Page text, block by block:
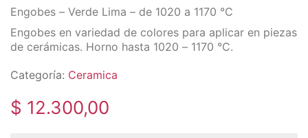
Engobes – Verde Lima – de 1020 a 1170 °C
Engobes en variedad de colores para aplicar en piezas
de cerámicas. Horno hasta 1020 – 1170 °C.
Categoría: Ceramica
$ 12.300,00